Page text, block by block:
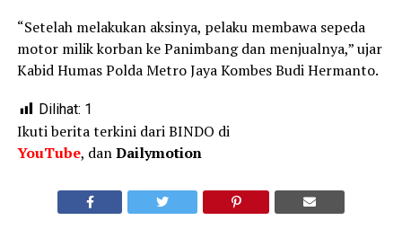
“Setelah melakukan aksinya, pelaku membawa sepeda
motor milik korban ke Panimbang dan menjualnya,” ujar
Kabid Humas Polda Metro Jaya Kombes Budi Hermanto.
Dilihat: 1
Ikuti berita terkini dari BINDO di
YouTube, danDailymotion